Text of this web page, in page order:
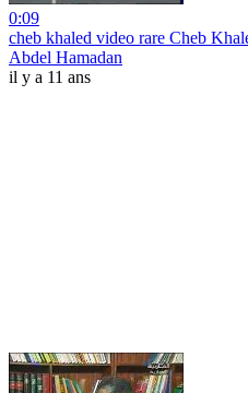
0:09
cheb khaled video rare Cheb
Abdel Hamadan
il y a 11 ans